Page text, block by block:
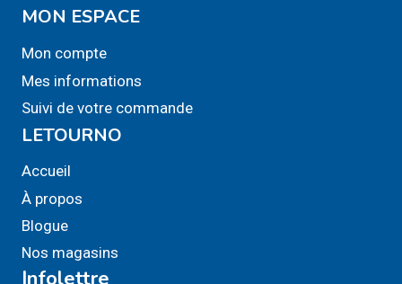
MON ESPACE
Mon compte
Mes informations
Suivi de votre commande
LETOURNO
Accueil
À propos
Blogue
Nos magasins